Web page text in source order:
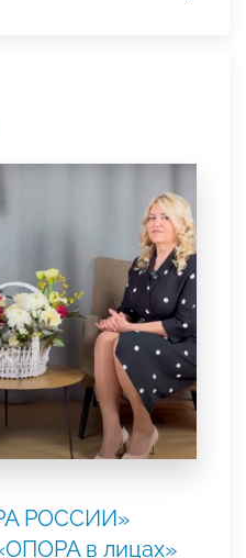
РОССИИ»
в лицах»